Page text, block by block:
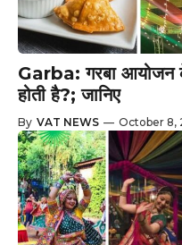
Garba: गरबा आयोजन
होती है?; जानिए
By VAT NEWS — October 8,